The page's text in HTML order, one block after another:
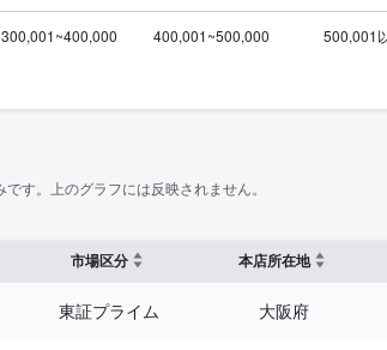
す。上のグラフには反映されません。
市場区分 本店所在地
東証プライム 大阪府